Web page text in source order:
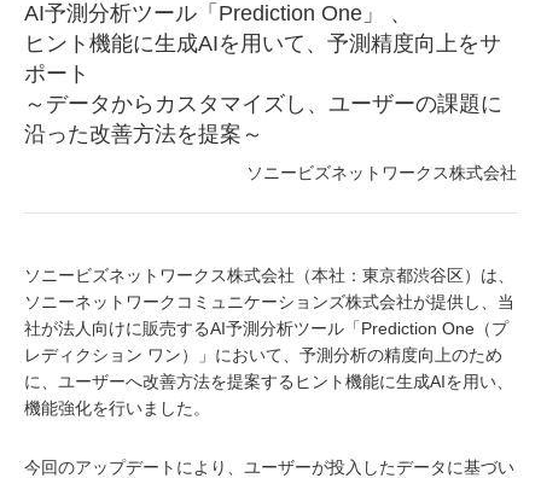
AI予測分析ツール「Prediction One」 、
ヒント機能に生成AIを用いて、予測精度向上をサ
ポート
～データからカスタマイズし、ユーザーの課題に
沿った改善方法を提案～
ソニービズネットワークス株式会社
ソニービズネットワークス株式会社（本社：東京都渋谷区）は、
ソニーネットワークコミュニケーションズ株式会社が提供し、当
社が法人向けに販売するAI予測分析ツール「Prediction One（プ
レディクション ワン）」において、予測分析の精度向上のため
に、ユーザーへ改善方法を提案するヒント機能に生成AIを用い、
機能強化を行いました。
今回のアップデートにより、ユーザーが投入したデータに基づい